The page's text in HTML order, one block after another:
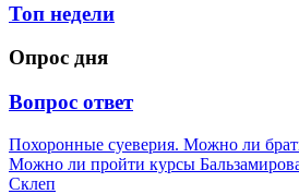
Топ недели
Опрос дня
Вопрос ответ
Похоронные суеверия. Можно ли
Можно ли пройти курсы
Склеп